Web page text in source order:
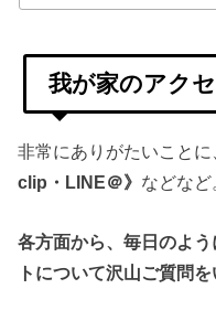
我が家のアク
非常にありがたいことに
clip・LINE＠》 などなど
各方面から、毎日のよ
トについて沢山ご質問